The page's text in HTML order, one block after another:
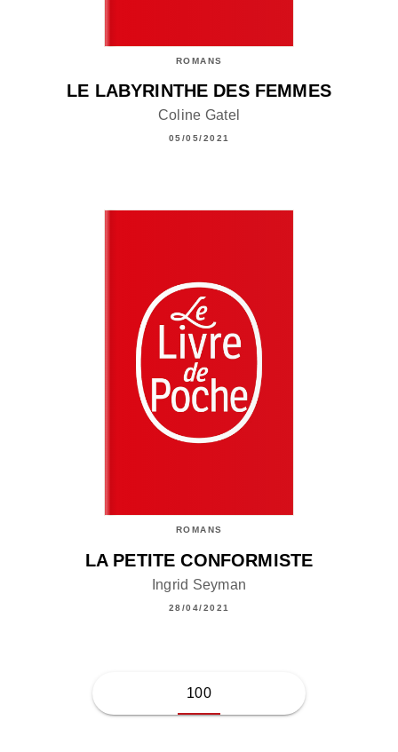
ROMANS
LE LABYRINTHE DES FEMMES
Coline Gatel
05/05/2021
ROMANS
LA PETITE CONFORMISTE
Ingrid Seyman
28/04/2021
100